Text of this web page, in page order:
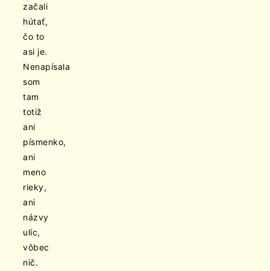
začali
hútať,
čo to
asi je.
Nenapísala
som
tam
totiž
ani
písmenko,
ani
meno
rieky,
ani
názvy
ulíc,
vôbec
nič.